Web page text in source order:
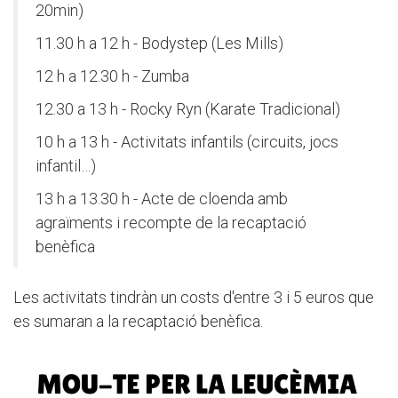
20min)
11.30 h a 12 h - Bodystep (Les Mills)
12 h a 12.30 h - Zumba
12.30 a 13 h - Rocky Ryn (Karate Tradicional)
10 h a 13 h - Activitats infantils (circuits, jocs
infantil…)
13 h a 13.30 h - Acte de cloenda amb
agraïments i recompte de la recaptació
benèfica
Les activitats tindràn un costs d'entre 3 i 5 euros que
es sumaran a la recaptació benèfica.